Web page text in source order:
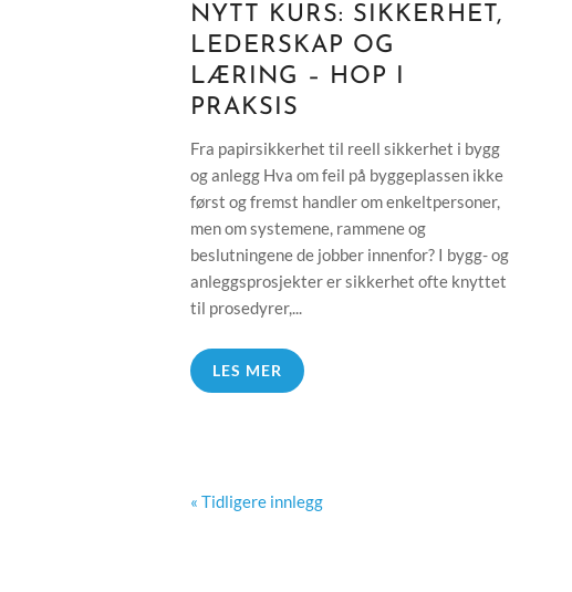
NYTT KURS: SIKKERHET,
LEDERSKAP OG
LÆRING – HOP I
PRAKSIS
Fra papirsikkerhet til reell sikkerhet i bygg
og anlegg Hva om feil på byggeplassen ikke
først og fremst handler om enkeltpersoner,
men om systemene, rammene og
beslutningene de jobber innenfor? I bygg- og
anleggsprosjekter er sikkerhet ofte knyttet
til prosedyrer,...
LES MER
« Tidligere innlegg